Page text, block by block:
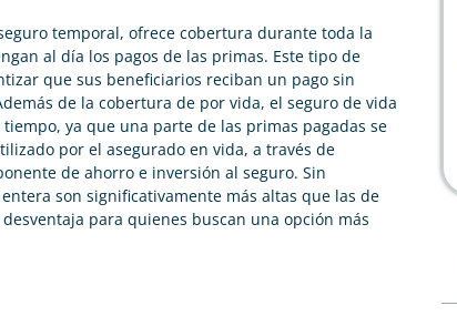
temporal, ofrece cobertura durante toda la
al día los pagos de las primas. Este tipo de
que sus beneficiarios reciban un pago sin
de la cobertura de por vida, el seguro de vida
ya que una parte de las primas pagadas se
por el asegurado en vida, a través de
de ahorro e inversión al seguro. Sin
son significativamente más altas que las de
para quienes buscan una opción más
 
He podido rebajar el precio de mi seguro de vida un
50%, realmente cumple con lo que dicen